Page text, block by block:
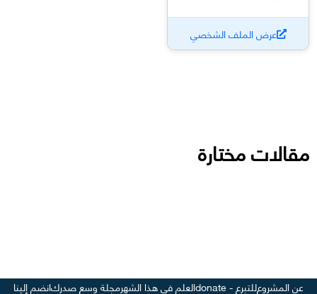
عرض الملف الشخصي
مقالات مختارة
عن المشروعللتبرع - donate العلم في هذا الشهرمجلة وسع صدركانضم إلينا